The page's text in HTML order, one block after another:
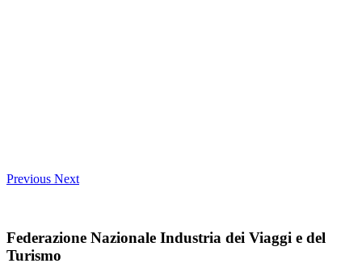
Previous Next
Federazione Nazionale Industria dei Viaggi e del
Turismo